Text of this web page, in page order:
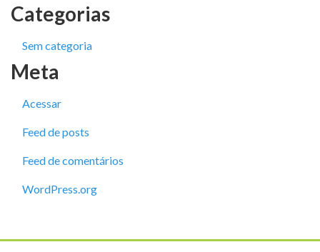
Categorias
Sem categoria
Meta
Acessar
Feed de posts
Feed de comentários
WordPress.org